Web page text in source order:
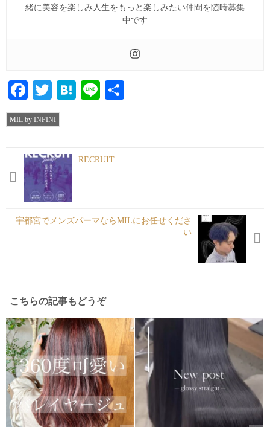
緒に美容を楽しみ人生をもっと楽しみたい仲間を随時募集
中です
Facebook
TwitterHatena
Line
MIL by INFINI
RECRUIT
宇都宮でメンズパーマならMILにお任せくださ
い️
こちらの記事もどうぞ